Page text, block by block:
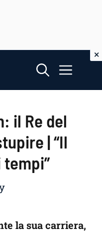
Menu
il Re del
| “Il
la sua carriera,